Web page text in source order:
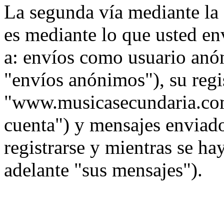
La segunda vía mediante
es mediante lo que usted
a: envíos como usuario
"envíos anónimos"), su
cuenta") y mensajes
registrarse y mientras se
adelante "sus mensajes").